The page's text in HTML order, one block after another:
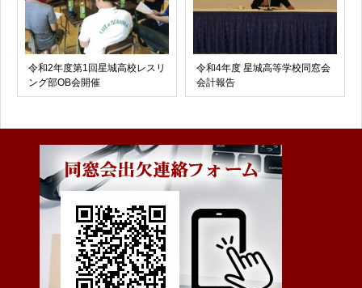
令和2年度第1回星城高校レスリ
ング部OB会開催
令和4年度 星城高等学校同窓会
会計報告